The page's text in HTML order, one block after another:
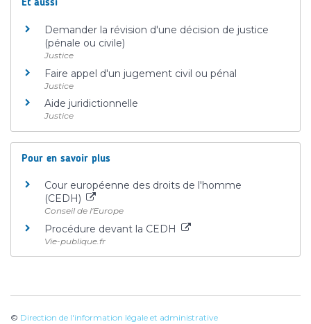
Et aussi
Demander la révision d'une décision de justice
(pénale ou civile)
Justice
Faire appel d'un jugement civil ou pénal
Justice
Aide juridictionnelle
Justice
Pour en savoir plus
Cour européenne des droits de l'homme
(CEDH)
Conseil de l'Europe
Procédure devant la CEDH
Vie-publique.fr
© Direction de l'information légale et administrative